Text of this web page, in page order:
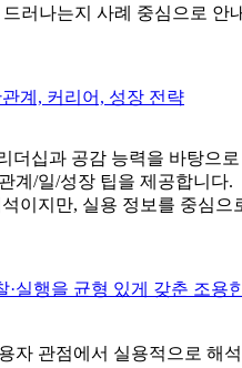
러나는지 사례 중심으로 안
계, 커리어, 성장 전략
더십과 공감 능력을 바탕으로
계/일/성장 팁을 제공합니다.
이지만, 실용 정보를 중심으
·실행을 균형 있게 갖춘 조용
자 관점에서 실용적으로 해석